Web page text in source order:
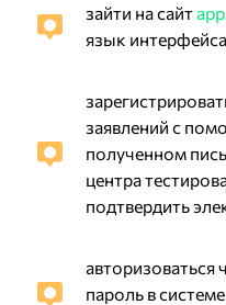
зайти на сайт
язык интерфейса
заявлений с
полученном
центра
подтвердить
авторизоваться
пароль в